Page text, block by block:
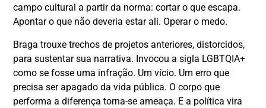
campo cultural a partir da norma: cortar o que escapa.
Apontar o que não deveria estar ali. Operar o medo.
Braga trouxe trechos de projetos anteriores, distorcidos,
para sustentar sua narrativa. Invocou a sigla LGBTQIA+
como se fosse uma infração. Um vício. Um erro que
precisa ser apagado da vida pública. O corpo que
performa a diferença torna-se ameaça. E a política vira